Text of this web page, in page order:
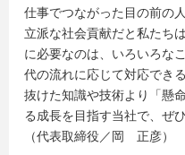
仕事でつながった目の前の
立派な社会貢献だと私たち
に必要なのは、いろいろな
代の流れに応じて対応でき
抜けた知識や技術より「懸
る成長を目指す当社で、ぜ
（代表取締役／岡 正彦）